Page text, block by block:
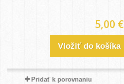
5,00 €
Vložiť do košíka
Pridať k porovnaniu